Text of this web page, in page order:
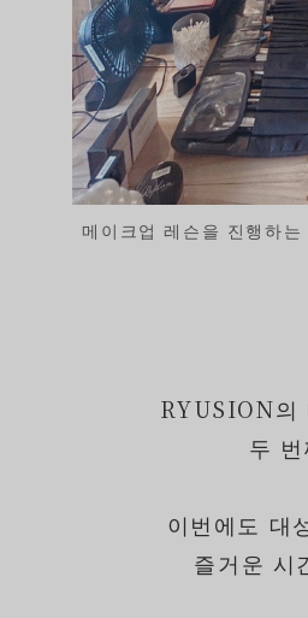
메이크업 레슨을 진행하
RYUSION의
두
이번에도 대
즐거운 시